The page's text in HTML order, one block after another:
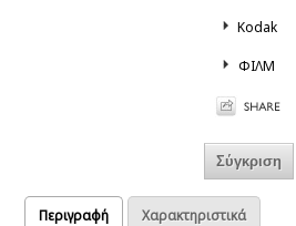
Kodak
ΦΙΛΜ
Περιγραφή Χαρακτηριστικά